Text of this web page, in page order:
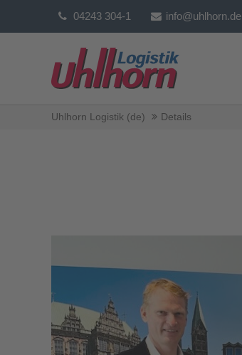
04243 304-1 info@uhlhorn.de
Uhlhorn Logistik (de) Details